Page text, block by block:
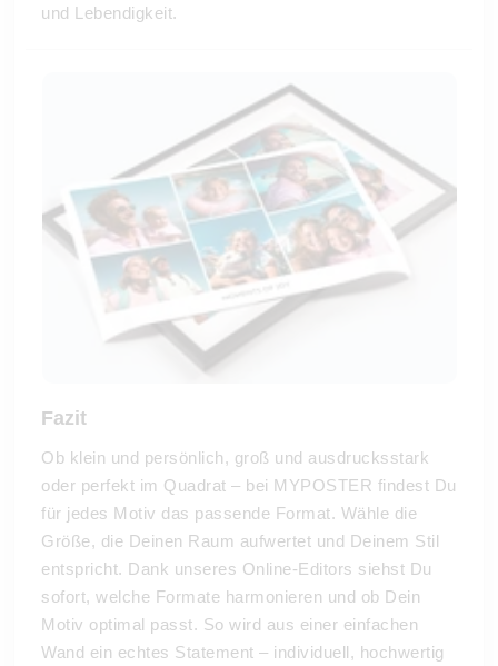
und Lebendigkeit.
Fazit
Ob klein und persönlich, groß und ausdrucksstark
oder perfekt im Quadrat – bei MYPOSTER findest Du
für jedes Motiv das passende Format. Wähle die
Größe, die Deinen Raum aufwertet und Deinem Stil
entspricht. Dank unseres Online-Editors siehst Du
sofort, welche Formate harmonieren und ob Dein
Motiv optimal passt. So wird aus einer einfachen
Wand ein echtes Statement – individuell, hochwertig